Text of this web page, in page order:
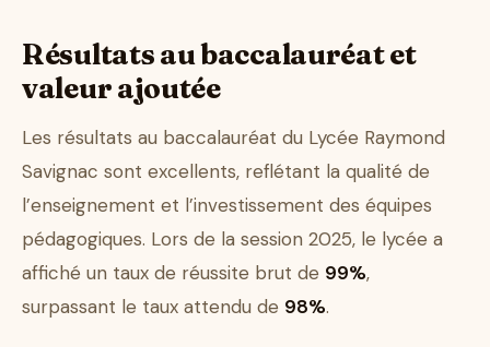
Résultats au baccalauréat et
valeur ajoutée
Les résultats au baccalauréat du Lycée Raymond
Savignac sont excellents, reflétant la qualité de
l’enseignement et l’investissement des équipes
pédagogiques. Lors de la session 2025, le lycée a
affiché un taux de réussite brut de 99%,
surpassant le taux attendu de 98%.